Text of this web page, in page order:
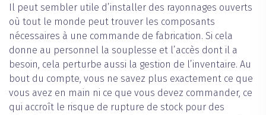
Il peut sembler utile d’installer des rayonnages ouverts
où tout le monde peut trouver les composants
nécessaires à une commande de fabrication. Si cela
donne au personnel la souplesse et l’accès dont il a
besoin, cela perturbe aussi la gestion de l’inventaire. Au
bout du compte, vous ne savez plus exactement ce que
vous avez en main ni ce que vous devez commander, ce
qui accroît le risque de rupture de stock pour des